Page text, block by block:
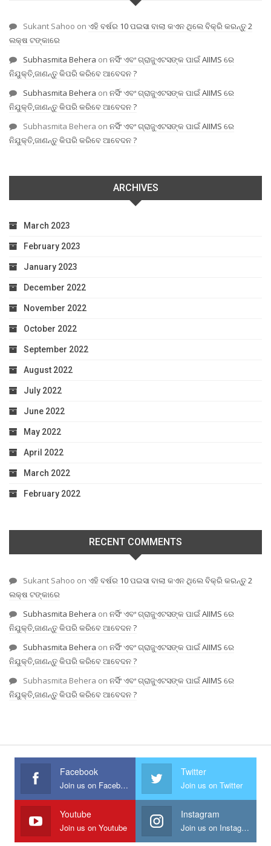
Sukant Sahoo on ଏହି ବର୍ଷର 10 ପଇସା ବାଲା କଏନ ଥିଲେ ବିକ୍ରି କରନ୍ତୁ 2
ଲକ୍ଷ ଟଙ୍କାରେ
Subhasmita Behera on ନର୍ସିଂ ଏବଂ ଗ୍ରାଜୁଏଟସଙ୍କ ପାଇଁ AIIMS ରେ
ନିଯୁକ୍ତି,ଜାଣନ୍ତୁ କିପରି କରିବେ ଆବେଦନ ?
Subhasmita Behera on ନର୍ସିଂ ଏବଂ ଗ୍ରାଜୁଏଟସଙ୍କ ପାଇଁ AIIMS ରେ
ନିଯୁକ୍ତି,ଜାଣନ୍ତୁ କିପରି କରିବେ ଆବେଦନ ?
Subhasmita Behera on ନର୍ସିଂ ଏବଂ ଗ୍ରାଜୁଏଟସଙ୍କ ପାଇଁ AIIMS ରେ
ନିଯୁକ୍ତି,ଜାଣନ୍ତୁ କିପରି କରିବେ ଆବେଦନ ?
ARCHIVES
March 2023
February 2023
January 2023
December 2022
November 2022
October 2022
September 2022
August 2022
July 2022
June 2022
May 2022
April 2022
March 2022
February 2022
RECENT COMMENTS
Sukant Sahoo on ଏହି ବର୍ଷର 10 ପଇସା ବାଲା କଏନ ଥିଲେ ବିକ୍ରି କରନ୍ତୁ 2
ଲକ୍ଷ ଟଙ୍କାରେ
Subhasmita Behera on ନର୍ସିଂ ଏବଂ ଗ୍ରାଜୁଏଟସଙ୍କ ପାଇଁ AIIMS ରେ
ନିଯୁକ୍ତି,ଜାଣନ୍ତୁ କିପରି କରିବେ ଆବେଦନ ?
Subhasmita Behera on ନର୍ସିଂ ଏବଂ ଗ୍ରାଜୁଏଟସଙ୍କ ପାଇଁ AIIMS ରେ
ନିଯୁକ୍ତି,ଜାଣନ୍ତୁ କିପରି କରିବେ ଆବେଦନ ?
Subhasmita Behera on ନର୍ସିଂ ଏବଂ ଗ୍ରାଜୁଏଟସଙ୍କ ପାଇଁ AIIMS ରେ
ନିଯୁକ୍ତି,ଜାଣନ୍ତୁ କିପରି କରିବେ ଆବେଦନ ?
Facebook
Join us on Facebook
Twitter
Join us on Twitter
Youtube
Join us on Youtube
Instagram
Join us on Instagram